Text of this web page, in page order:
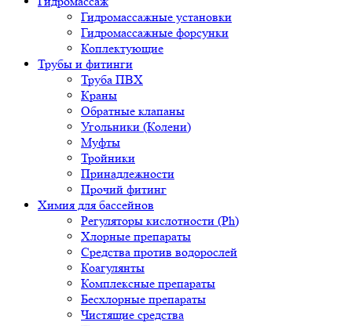
Гидромассажные установки
Гидромассажные форсунки
Коплектующие
Трубы и фитинги
Труба ПВХ
Краны
Обратные клапаны
Угольники (Колени)
Муфты
Тройники
Принадлежности
Прочий фитинг
Химия для бассейнов
Регуляторы кислотности (Ph)
Хлорные препараты
Средства против водорослей
Коагулянты
Комплексные препараты
Бесхлорные препараты
Чистящие средства